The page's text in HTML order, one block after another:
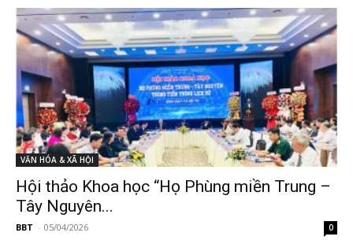
VĂN HÓA & XÃ HỘI
Hội thảo Khoa học “Họ Phùng miền Trung –
Tây Nguyên...
BBT - 05/04/2026 0